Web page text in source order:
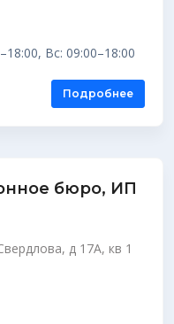
Вс: 09:00–18:00
Подробнее
бюро, ИП
д 17А, кв 1